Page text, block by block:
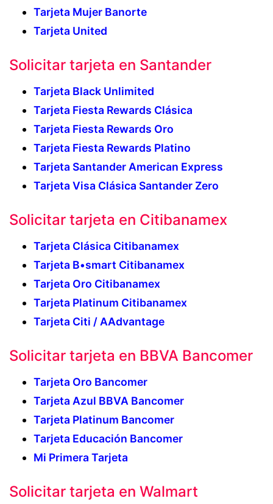
Tarjeta Mujer Banorte
Tarjeta United
Solicitar tarjeta en Santander
Tarjeta Black Unlimited
Tarjeta Fiesta Rewards Clásica
Tarjeta Fiesta Rewards Oro
Tarjeta Fiesta Rewards Platino
Tarjeta Santander American Express
Tarjeta Visa Clásica Santander Zero
Solicitar tarjeta en Citibanamex
Tarjeta Clásica Citibanamex
Tarjeta B•smart Citibanamex
Tarjeta Oro Citibanamex
Tarjeta Platinum Citibanamex
Tarjeta Citi / AAdvantage
Solicitar tarjeta en BBVA Bancomer
Tarjeta Oro Bancomer
Tarjeta Azul BBVA Bancomer
Tarjeta Platinum Bancomer
Tarjeta Educación Bancomer
Mi Primera Tarjeta
Solicitar tarjeta en Walmart